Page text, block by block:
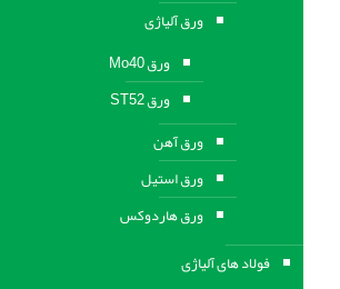
ورق آلیاژی
ورق Mo40
ورق ST52
ورق آهن
ورق استيل
ورق هاردوکس
فولاد های آلیاژی